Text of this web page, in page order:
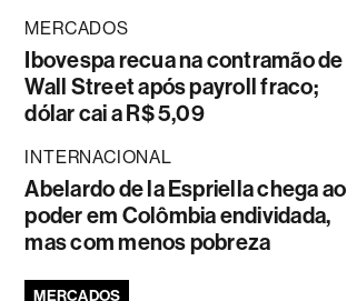
MERCADOS
Ibovespa recua na contramão de
Wall Street após payroll fraco;
dólar cai a R$ 5,09
INTERNACIONAL
Abelardo de la Espriella chega ao
poder em Colômbia endividada,
mas com menos pobreza
MERCADOS